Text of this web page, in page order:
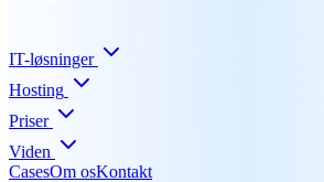
IT-løsninger
Hosting
Priser
Viden
CasesOm osKontakt